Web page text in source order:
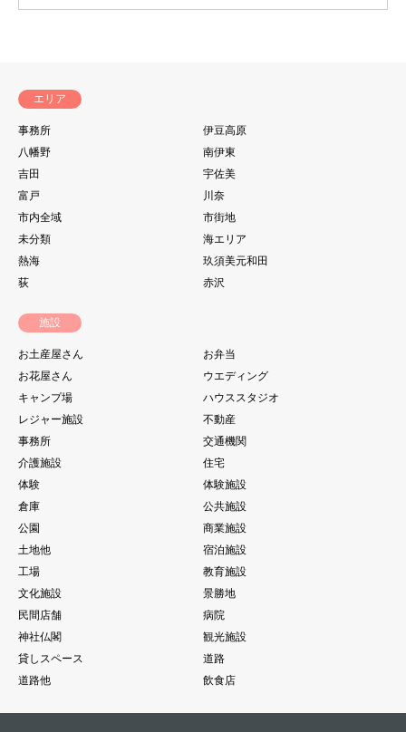
エリア
事務所
伊豆高原
八幡野
南伊東
吉田
宇佐美
富戸
川奈
市内全域
市街地
未分類
海エリア
熱海
玖須美元和田
荻
赤沢
施設
お土産屋さん
お弁当
お花屋さん
ウエディング
キャンプ場
ハウススタジオ
レジャー施設
不動産
事務所
交通機関
介護施設
住宅
体験
体験施設
倉庫
公共施設
公園
商業施設
土地他
宿泊施設
工場
教育施設
文化施設
景勝地
民間店舗
病院
神社仏閣
観光施設
貸しスペース
道路
道路他
飲食店